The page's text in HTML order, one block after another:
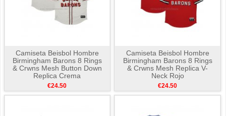
Camiseta Beisbol Hombre
Birmingham Barons 8 Rings
& Crwns Mesh Button Down
Replica Crema
€24.50
Camiseta Beisbol Hombre
Birmingham Barons 8 Rings
& Crwns Mesh Replica V-
Neck Rojo
€24.50